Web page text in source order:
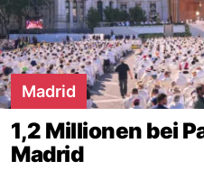
Madrid
1,2 Millionen bei
Madrid